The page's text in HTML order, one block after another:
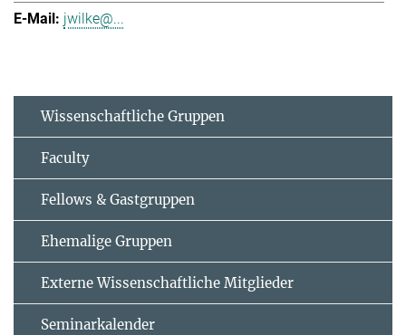
jwilke@...
Wissenschaftliche Gruppen
Faculty
Fellows & Gastgruppen
Ehemalige Gruppen
Externe Wissenschaftliche Mitglieder
Seminarkalender